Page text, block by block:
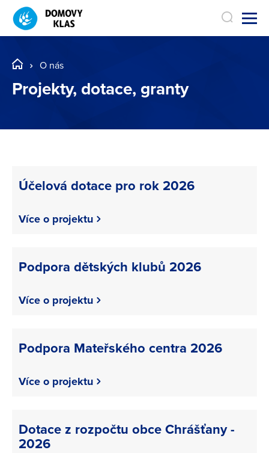
O nás
Projekty, dotace, granty
Účelová dotace pro rok 2026
Více o projektu
Podpora dětských klubů 2026
Více o projektu
Podpora Mateřského centra 2026
Více o projektu
Dotace z rozpočtu obce Chrášťany -
2026